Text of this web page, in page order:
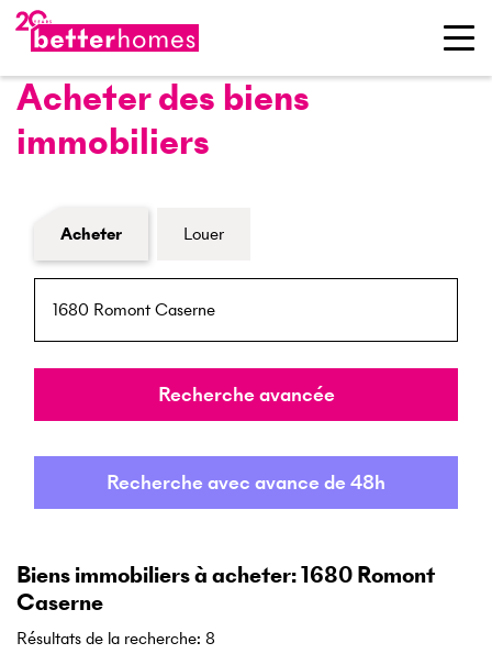
Acheter des biens
immobiliers
Formulaire de recherche de biens
Acheter Louer
NPA / Lieu
Rayon
Recherche avancée
Recherche avec avance de 48h
Biens immobiliers à acheter: 1680 Romont
Caserne
Résultats de la recherche: 8